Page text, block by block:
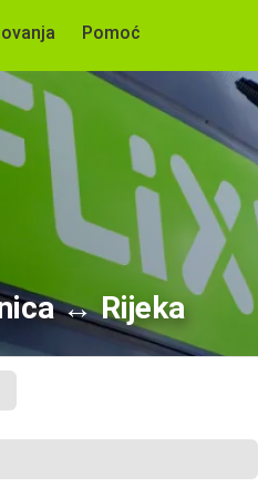
Pomoć
↔ Rijeka